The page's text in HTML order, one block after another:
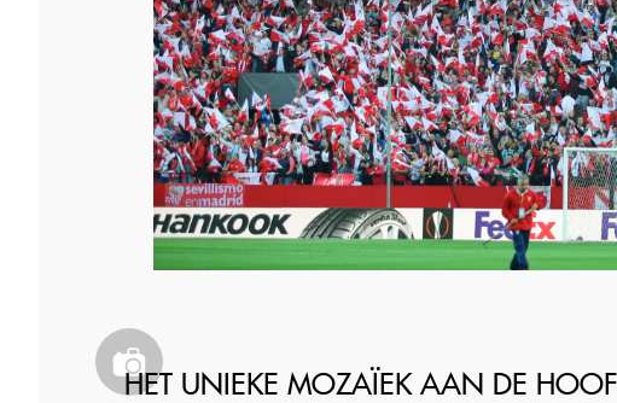
HET UNIEKE MOZAÏEK AAN DE